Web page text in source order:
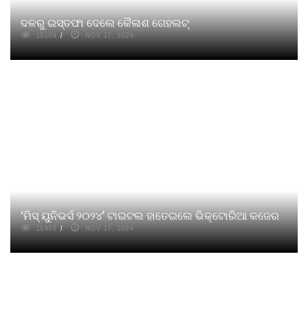
ଦଳରୁ ଇସ୍ତଫା ଦେଲେ କୈଳାଶ ଗେହଲଟ୍‌
15104 NOV 17, 2024
‘ମିସ୍‌ ୟୁନିଭର୍ସ ୨୦୨୪’ ଟାଇଟଲ ହାତେଇଲେ ଭିକ୍ଟୋରିଆ କଜେର
15458 NOV 17, 2024